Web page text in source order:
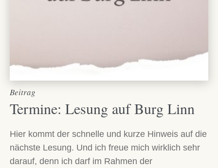
Beitrag
Termine: Lesung auf Burg Linn
Hier kommt der schnelle und kurze Hinweis auf die
nächste Lesung. Und ich freue mich wirklich sehr
darauf, denn ich darf im Rahmen der